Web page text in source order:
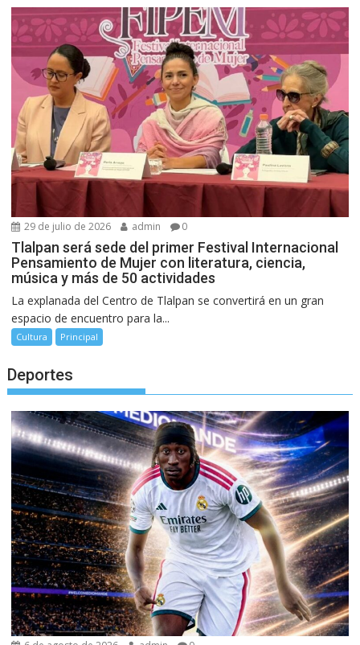
29 de julio de 2026 admin 0
Tlalpan será sede del primer Festival Internacional
Pensamiento de Mujer con literatura, ciencia,
música y más de 50 actividades
La explanada del Centro de Tlalpan se convertirá en un gran
espacio de encuentro para la...
Cultura Principal
Deportes